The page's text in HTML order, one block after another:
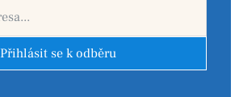
Přihlásit se k odběru